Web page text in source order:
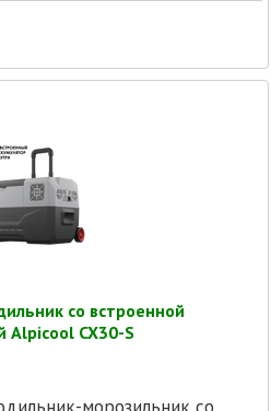
со встроенной
Alpicool CX30-S